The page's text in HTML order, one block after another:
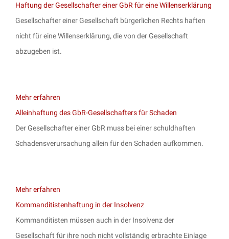
Haftung der Gesellschafter einer GbR für eine Willenserklärung
Gesellschafter einer Gesellschaft bürgerlichen Rechts haften
nicht für eine Willenserklärung, die von der Gesellschaft
abzugeben ist.
Mehr erfahren
Alleinhaftung des GbR-Gesellschafters für Schaden
Der Gesellschafter einer GbR muss bei einer schuldhaften
Schadensverursachung allein für den Schaden aufkommen.
Mehr erfahren
Kommanditistenhaftung in der Insolvenz
Kommanditisten müssen auch in der Insolvenz der
Gesellschaft für ihre noch nicht vollständig erbrachte Einlage